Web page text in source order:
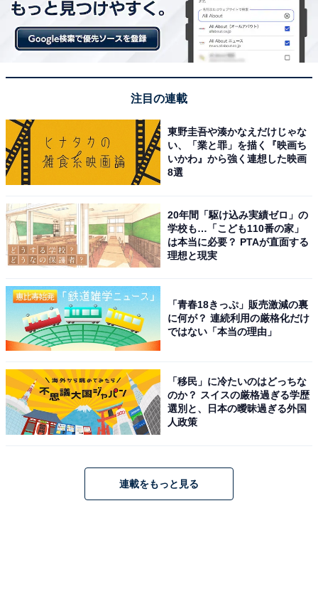
View this post on Instagram
1位は、目黒蓮さんでした。
で、俳優としても活躍。現在放送中の月9ドラマ『海の
はじまり』（フジテレビ系）では、主演の月岡夏役を務
めています。甘いマスクが魅力で「めめ」の愛称でも多
ージがタキシード仮面にピッタリという声も。
回答者からは、「タキシード姿が似合いそうだから」
（40代男性／東京都）、「スタイルが良くて黒髪で、タ
府）、「すらっとしていてクールな印象を引き出せそ
う、何より華がある」（20代女性／神奈川県）「漫画か
注目の連載
東野圭吾や湊かなえだけじゃな
い、「業と罪」を描く『映画ち
いかわ』から強く連想した映画
8選
20年間「駆け込み実績ゼロ」の
学校も…「こども110番の家」
は本当に必要？ PTAが直面する
理想と現実
「青春18きっぷ」販売激減の裏
に何が？ 連続利用の厳格化だけ
ではない「本当の理由」
「移民」に冷たいのはどっちな
のか？ スイスの厳格過ぎる学歴
選別と、日本の曖昧過ぎる外国
人政策
連載をもっと見る